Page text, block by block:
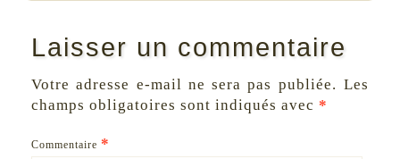
Laisser un commentaire
Votre adresse e-mail ne sera pas publiée. Les
champs obligatoires sont indiqués avec *
Commentaire *